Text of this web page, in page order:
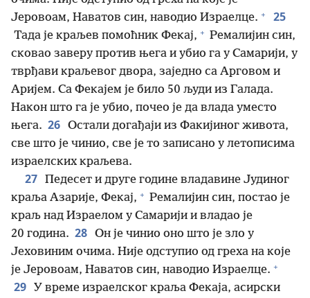
Јеровоам, Наватов син, наводио Израелце. + 25
Тада је краљев помоћник Фекај, + Ремалијин син,
сковао заверу против њега и убио га у Самарији, у
тврђави краљевог двора, заједно са Арговом и
Аријем. Са Фекајем је било 50 људи из Галада.
Након што га је убио, почео је да влада уместо
њега. 26 Остали догађаји из Факијиног живота,
све што је чинио, све је то записано у летописима
израелских краљева.
27 Педесет и друге године владавине Јудиног
краља Азарије, Фекај, + Ремалијин син, постао је
краљ над Израелом у Самарији и владао је
20 година. 28 Он је чинио оно што је зло у
Јеховиним очима. Није одступио од греха на које
је Јеровоам, Наватов син, наводио Израелце. +
29
У време израелског краља Фекаја, асирски